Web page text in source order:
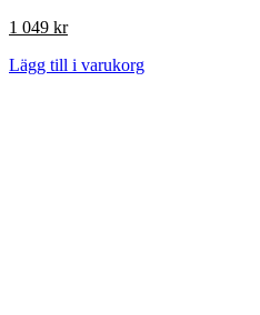
1 049 kr
Lägg till i varukorg